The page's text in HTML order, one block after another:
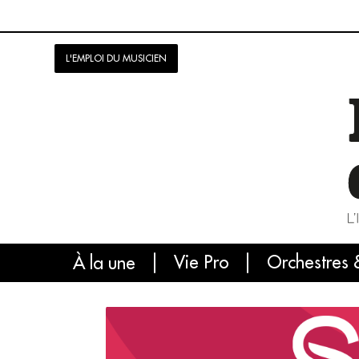
L'EMPLOI DU MUSICIEN
À la une Vie Pro Orchestres